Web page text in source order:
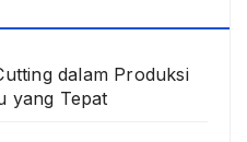
dalam Produksi
yang Tepat